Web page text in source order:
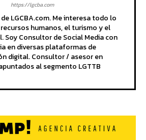
https://lgcba.com
LGCBA.com. Me interesa todo lo
humanos, el turismo y el
Soy Consultor de Social Media con
en diversas plataformas de
digital. Consultor / asesor en
al segmento LGTTB